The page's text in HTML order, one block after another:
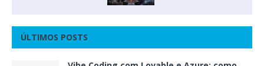
ÚLTIMOS POSTS